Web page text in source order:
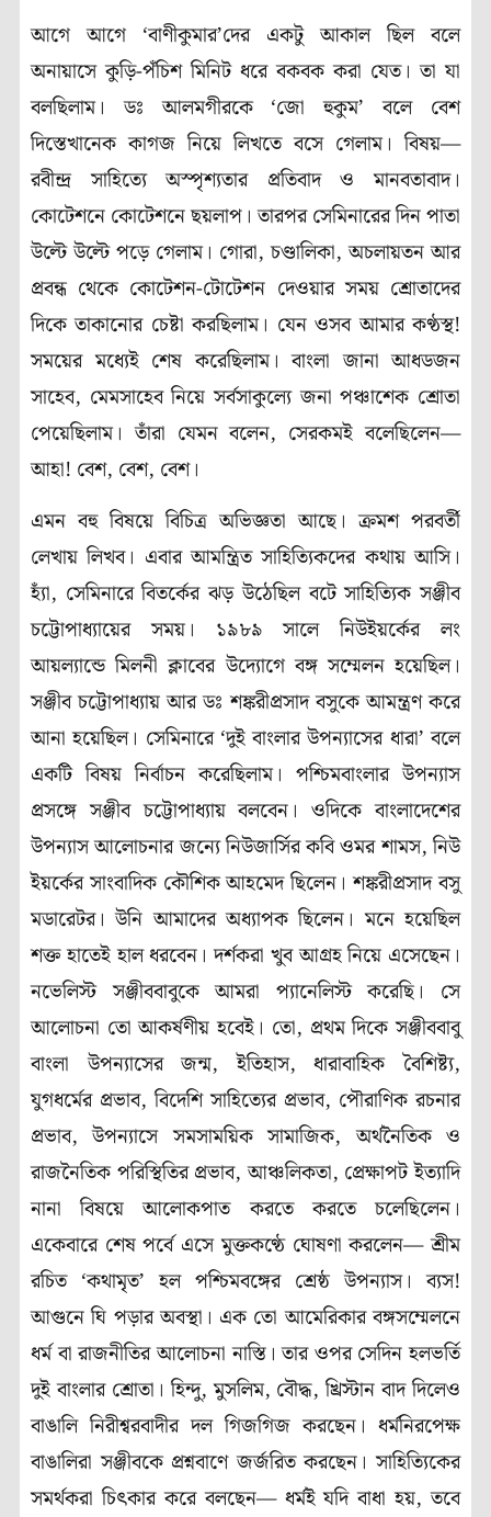
আগে আগে ‘বাণীকুমার’দের একটু আকাল ছিল বলে
অনায়াসে কুড়ি-পঁচিশ মিনিট ধরে বকবক করা যেত। তা যা
বলছিলাম। ডঃ আলমগীরকে ‘জো হুকুম’ বলে বেশ
দিস্তেখানেক কাগজ নিয়ে লিখতে বসে গেলাম। বিষয়—
রবীন্দ্র সাহিত্যে অস্পৃশ্যতার প্রতিবাদ ও মানবতাবাদ।
কোটেশনে কোটেশনে ছয়লাপ। তারপর সেমিনারের দিন পাতা
উল্টে উল্টে পড়ে গেলাম। গোরা, চণ্ডালিকা, অচলায়তন আর
প্রবন্ধ থেকে কোটেশন-টোটেশন দেওয়ার সময় শ্রোতাদের
দিকে তাকানোর চেষ্টা করছিলাম। যেন ওসব আমার কণ্ঠস্থ!
সময়ের মধ্যেই শেষ করেছিলাম। বাংলা জানা আধডজন
সাহেব, মেমসাহেব নিয়ে সর্বসাকুল্যে জনা পঞ্চাশেক শ্রোতা
পেয়েছিলাম। তাঁরা যেমন বলেন, সেরকমই বলেছিলেন—
আহা! বেশ, বেশ, বেশ।
এমন বহু বিষয়ে বিচিত্র অভিজ্ঞতা আছে। ক্রমশ পরবর্তী
লেখায় লিখব। এবার আমন্ত্রিত সাহিত্যিকদের কথায় আসি।
হ্যাঁ, সেমিনারে বিতর্কের ঝড় উঠেছিল বটে সাহিত্যিক সঞ্জীব
চট্টোপাধ্যায়ের সময়। ১৯৮৯ সালে নিউইয়র্কের লং
আয়ল্যান্ডে মিলনী ক্লাবের উদ্যোগে বঙ্গ সম্মেলন হয়েছিল।
সঞ্জীব চট্টোপাধ্যায় আর ডঃ শঙ্করীপ্রসাদ বসুকে আমন্ত্রণ করে
আনা হয়েছিল। সেমিনারে ‘দুই বাংলার উপন্যাসের ধারা’ বলে
একটি বিষয় নির্বাচন করেছিলাম। পশ্চিমবাংলার উপন্যাস
প্রসঙ্গে সঞ্জীব চট্টোপাধ্যায় বলবেন। ওদিকে বাংলাদেশের
উপন্যাস আলোচনার জন্যে নিউজার্সির কবি ওমর শামস, নিউ
ইয়র্কের সাংবাদিক কৌশিক আহমেদ ছিলেন। শঙ্করীপ্রসাদ বসু
মডারেটর। উনি আমাদের অধ্যাপক ছিলেন। মনে হয়েছিল
শক্ত হাতেই হাল ধরবেন। দর্শকরা খুব আগ্রহ নিয়ে এসেছেন।
নভেলিস্ট সঞ্জীববাবুকে আমরা প্যানেলিস্ট করেছি। সে
আলোচনা তো আকর্ষণীয় হবেই। তো, প্রথম দিকে সঞ্জীববাবু
বাংলা উপন্যাসের জন্ম, ইতিহাস, ধারাবাহিক বৈশিষ্ট্য,
যুগধর্মের প্রভাব, বিদেশি সাহিত্যের প্রভাব, পৌরাণিক রচনার
প্রভাব, উপন্যাসে সমসাময়িক সামাজিক, অর্থনৈতিক ও
রাজনৈতিক পরিস্থিতির প্রভাব, আঞ্চলিকতা, প্রেক্ষাপট ইত্যাদি
নানা বিষয়ে আলোকপাত করতে করতে চলেছিলেন।
একেবারে শেষ পর্বে এসে মুক্তকণ্ঠে ঘোষণা করলেন— শ্রীম
রচিত ‘কথামৃত’ হল পশ্চিমবঙ্গের শ্রেষ্ঠ উপন্যাস। ব্যস!
আগুনে ঘি পড়ার অবস্থা। এক তো আমেরিকার বঙ্গসম্মেলনে
ধর্ম বা রাজনীতির আলোচনা নাস্তি। তার ওপর সেদিন হলভর্তি
দুই বাংলার শ্রোতা। হিন্দু, মুসলিম, বৌদ্ধ, খ্রিস্টান বাদ দিলেও
বাঙালি নিরীশ্বরবাদীর দল গিজগিজ করছেন। ধর্মনিরপেক্ষ
বাঙালিরা সঞ্জীবকে প্রশ্নবাণে জর্জরিত করছেন। সাহিত্যিকের
সমর্থকরা চিৎকার করে বলছেন— ধর্মই যদি বাধা হয়, তবে